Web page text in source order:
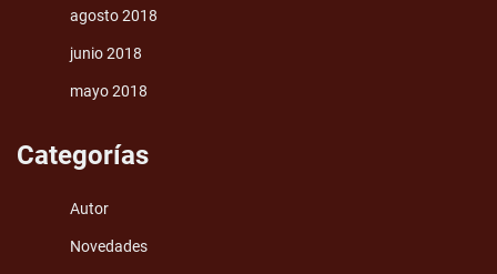
agosto 2018
junio 2018
mayo 2018
Categorías
Autor
Novedades